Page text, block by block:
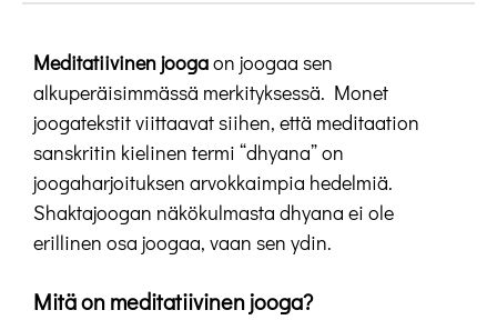
Meditatiivinen joogaon joogaa sen
alkuperäisimmässä merkityksessä. Monet
joogatekstit viittaavat siihen, että meditaation
sanskritin kielinen termi “dhyana” on
joogaharjoituksen arvokkaimpia hedelmiä.
Shaktajoogan näkökulmasta dhyana ei ole
erillinen osa joogaa, vaan sen ydin.
Mitä on meditatiivinen jooga?